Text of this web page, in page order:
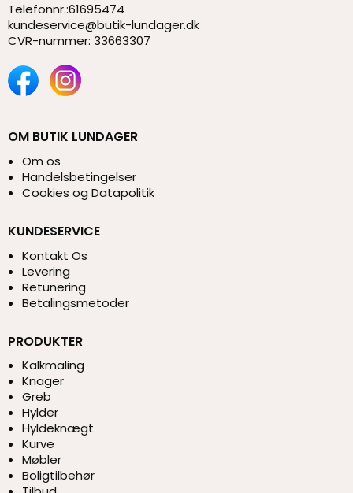
Telefonnr.:61695474
kundeservice@butik-lundager.dk
CVR-nummer: 33663307
OM BUTIK LUNDAGER
Om os
Handelsbetingelser
Cookies og Datapolitik
KUNDESERVICE
Kontakt Os
Levering
Retunering
Betalingsmetoder
PRODUKTER
Kalkmaling
Knager
Greb
Hylder
Hyldeknægt
Kurve
Møbler
Boligtilbehør